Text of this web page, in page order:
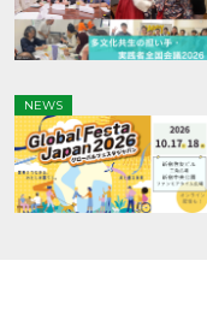
NEWS